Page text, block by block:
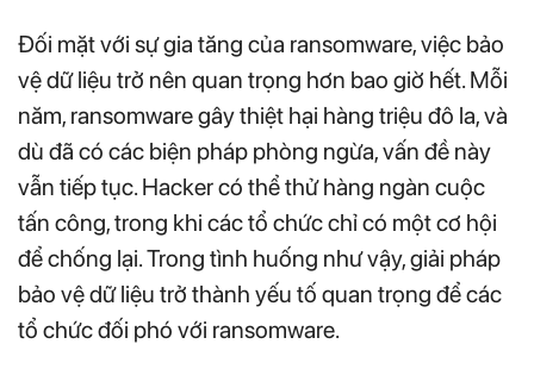
Đối mặt với sự gia tăng của ransomware, việc bảo
vệ dữ liệu trở nên quan trọng hơn bao giờ hết. Mỗi
năm, ransomware gây thiệt hại hàng triệu đô la, và
dù đã có các biện pháp phòng ngừa, vấn đề này
vẫn tiếp tục. Hacker có thể thử hàng ngàn cuộc
tấn công, trong khi các tổ chức chỉ có một cơ hội
để chống lại. Trong tình huống như vậy, giải pháp
bảo vệ dữ liệu trở thành yếu tố quan trọng để các
tổ chức đối phó với ransomware.